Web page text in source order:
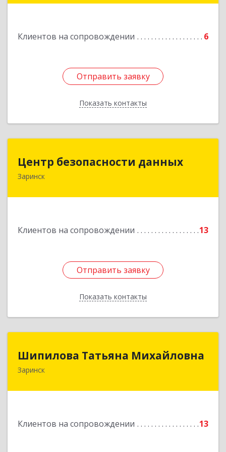
Клиентов на сопровождении 6
Отправить заявку
Показать контакты
Отправить заявку
Назад
Центр безопасности данных
Заринск
Клиентов на сопровождении 13
Отправить заявку
Показать контакты
Центр безопасности данных
659100, Алтайский край, Заринск г, Таратынова
Отправить заявку
Назад
Шипилова Татьяна Михайловна
Заринск
Клиентов на сопровождении 13
Шипилова Татьяна Михайловна